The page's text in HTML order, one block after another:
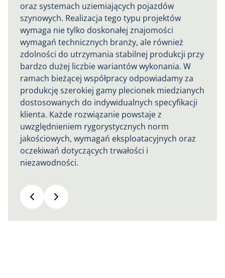
oraz systemach uziemiających pojazdów
szynowych. Realizacja tego typu projektów
wymaga nie tylko doskonałej znajomości
wymagań technicznych branży, ale również
zdolności do utrzymania stabilnej produkcji przy
bardzo dużej liczbie wariantów wykonania. W
ramach bieżącej współpracy odpowiadamy za
produkcję szerokiej gamy plecionek miedzianych
dostosowanych do indywidualnych specyfikacji
klienta. Każde rozwiązanie powstaje z
uwzględnieniem rygorystycznych norm
jakościowych, wymagań eksploatacyjnych oraz
oczekiwań dotyczących trwałości i
niezawodności.